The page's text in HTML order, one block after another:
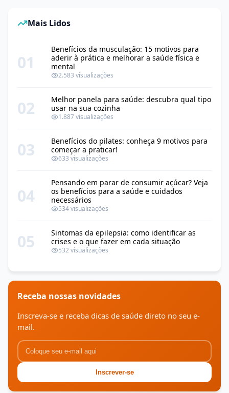
Mais Lidos
01
Benefícios da musculação: 15 motivos para
aderir à prática e melhorar a saúde física e
mental
2.583 visualizações
02
Melhor panela para saúde: descubra qual tipo
usar na sua cozinha
1.887 visualizações
03
Benefícios do pilates: conheça 9 motivos para
começar a praticar!
633 visualizações
04
Pensando em parar de consumir açúcar? Veja
os benefícios para a saúde e cuidados
necessários
534 visualizações
05
Sintomas da epilepsia: como identificar as
crises e o que fazer em cada situação
532 visualizações
Receba nossas novidades
Inscreva-se e receba dicas de saúde direto no seu e-
mail.
Inscrever-se